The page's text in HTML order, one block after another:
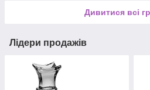
Дивитися всі
Лідери продажів